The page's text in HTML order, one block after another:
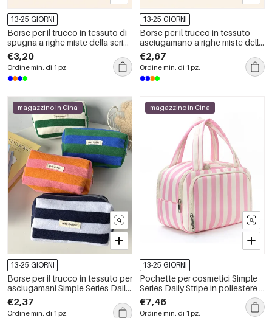
13-25 GIORNI
Borse per il trucco in tessuto di
spugna a righe miste della serie
Simple, colore Daily Stripe
€3,20
Ordine min. di 1 pz.
13-25 GIORNI
Borse per il trucco in tessuto
asciugamano a righe miste della
serie Simple, colore Daily Stripe
€2,67
Ordine min. di 1 pz.
magazzino in Cina
13-25 GIORNI
Borse per il trucco in tessuto per
asciugamani Simple Series Daily
Letter Stripe Mixed Color
€2,37
Ordine min. di 1 pz.
magazzino in Cina
13-25 GIORNI
Pochette per cosmetici Simple
Series Daily Stripe in poliestere a
colori misti
€7,46
Ordine min. di 1 pz.